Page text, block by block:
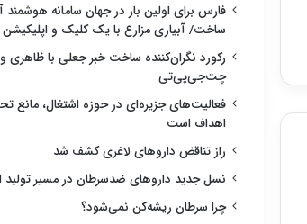
فارس برای اولین بار در جهان سامانه هوشمند
ساخت/ آبیاری مزارع با یک کلیک و اپلیکیشن
رکورد نگران‌کننده ساخت خبر جعلی با ظاهری
چت‌جی‌پی‌تی
فعالیت‌های جزیره‌ای در حوزه اشتغال، مانع
اهداف است
راز تناقض داروهای لاغری کشف شد
نسل جدید داروهای ضدسرطان در مسیر تولید
چرا سرطان ریشه‌کن نمی‌شود؟